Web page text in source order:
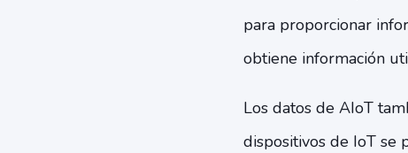
para proporcionar
obtiene información
Los datos de AIoT
dispositivos de IoT se